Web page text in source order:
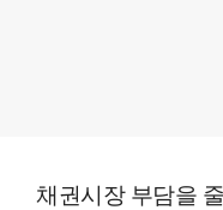
채권시장 부담을